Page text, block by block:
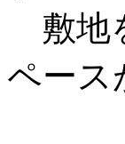
敷地
ペース